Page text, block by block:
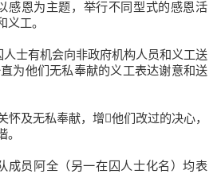
恩为主题，举行不同型式的感恩活
工。
士有机会向非政府机构人员和义工送
为他们无私奉献的义工表达谢意和送
及无私奉献，增他们改过的决心，
员阿全（另一在囚人士化名）均表